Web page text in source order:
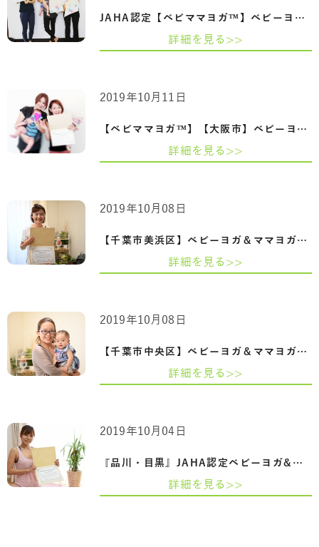
JAHA認定【ベビママヨガ™】ベビーヨガ＆マ…
詳細を見る>>
【ベビママヨガ™】【大阪市】ベビーヨガ＆…
2019年10月11日
詳細を見る>>
【千葉市美浜区】ベビーヨガ＆ママヨガイ…
2019年10月08日
詳細を見る>>
【千葉市中央区】ベビーヨガ＆ママヨガイ…
2019年10月08日
詳細を見る>>
『品川・目黒』JAHA認定ベビーヨガ&ママヨ…
2019年10月04日
詳細を見る>>